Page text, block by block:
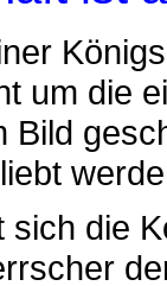
um die
Bild
sich die